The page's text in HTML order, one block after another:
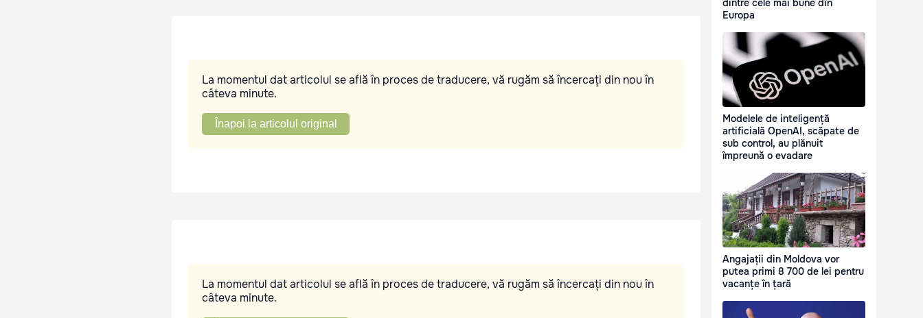
La momentul dat articolul se află în proces de traducere, vă rugăm să încercați din nou în
câteva minute.
Înapoi la articolul original
La momentul dat articolul se află în proces de traducere, vă rugăm să încercați din nou în
câteva minute.
dintre cele mai bune din
Europa
Modelele de inteligență
artificială OpenAI, scăpate de
sub control, au plănuit
împreună o evadare
Angajații din Moldova vor
putea primi 8 700 de lei pentru
vacanțe în țară